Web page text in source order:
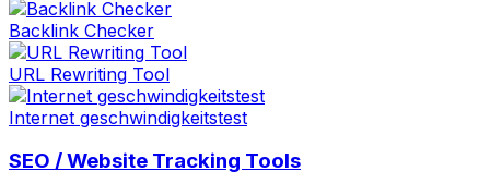
Backlink Checker
URL Rewriting Tool
Internet geschwindigkeitstest
SEO / Website Tracking Tools